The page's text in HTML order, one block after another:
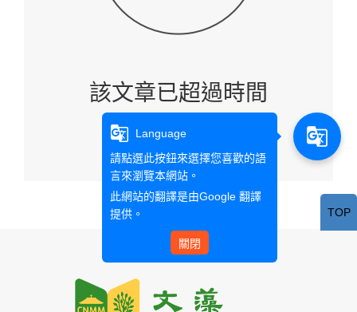
該文章已超過時間
TOP
g_translate
Language
請點選此按鈕來選擇您喜歡的語
言來瀏覽本網站。
此網站的翻譯是由Google 翻譯
提供。
關閉
g_translate